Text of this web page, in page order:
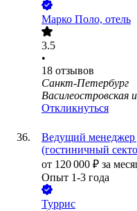
Марко Поло, отель
3.5
•
18 отзывов
Санкт-Петербург
Василеостровская
Откликнуться
Ведущий менеджер
(гостиничный
от 120 000 ₽ за
Опыт 1-3 года
Туррис